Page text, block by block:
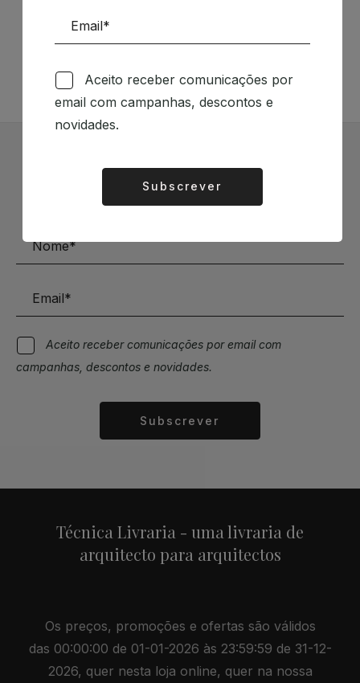
Subscrever Newsletter
Mantenha-se a par das novidades e descontos
Aceito receber comunicações por email com
campanhas, descontos e novidades.
Subscrever
Técnica Livraria - uma livraria de
arquitecto para arquitectos
Os preços, promoções e ofertas são válidos
das 00:00:00 de 01-01-2026 às 23:59:59 de 31-12-
2026, quer nesta loja online, quer na nossa
Aceito receber comunicações por
email com campanhas, descontos e
novidades.
Subscrever